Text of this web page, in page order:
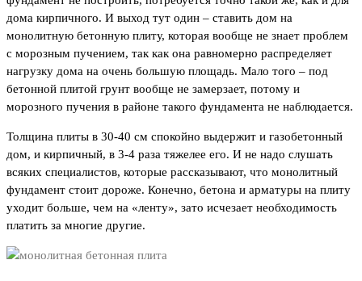
дома кирпичного. И выход тут один – ставить дом на
монолитную бетонную плиту, которая вообще не знает проблем
с морозным пучением, так как она равномерно распределяет
нагрузку дома на очень большую площадь. Мало того – под
бетонной плитой грунт вообще не замерзает, потому и
морозного пучения в районе такого фундамента не наблюдается.
Толщина плиты в 30-40 см спокойно выдержит и газобетонный
дом, и кирпичный, в 3-4 раза тяжелее его. И не надо слушать
всяких специалистов, которые рассказывают, что монолитный
фундамент стоит дороже. Конечно, бетона и арматуры на плиту
уходит больше, чем на «ленту», зато исчезает необходимость
платить за многие другие.